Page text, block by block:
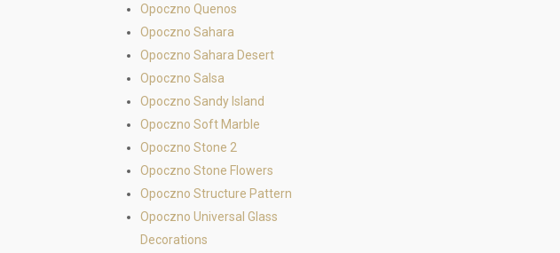
Opoczno Quenos
Opoczno Sahara
Opoczno Sahara Desert
Opoczno Salsa
Opoczno Sandy Island
Opoczno Soft Marble
Opoczno Stone 2
Opoczno Stone Flowers
Opoczno Structure Pattern
Opoczno Universal Glass
Decorations